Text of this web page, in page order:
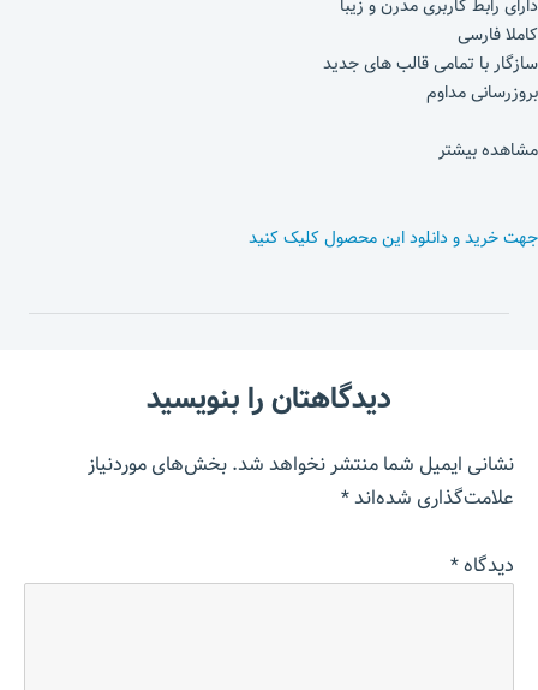
کاملا فارسی
سازگار با تمامی قالب های جدید
بروزرسانی مداوم
مشاهده بیشتر
جهت خرید و دانلود این محصول کلیک کنید
دیدگاهتان را بنویسید
نشانی ایمیل شما منتشر نخواهد شد.بخش‌های موردنیاز
علامت‌گذاری شده‌اند*
دیدگاه*